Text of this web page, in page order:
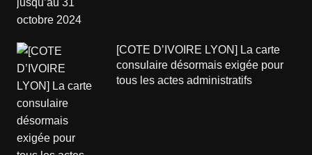
[COTE D’IVOIRE LYON] La carte
consulaire désormais exigée pour
tous les actes administratifs